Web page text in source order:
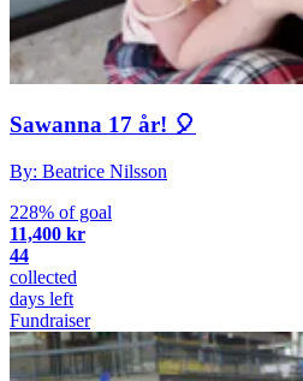
Sawanna 17 år! 🎈
By: Beatrice Nilsson
228% of goal
11,400 kr
44
collected
days left
Fundraiser